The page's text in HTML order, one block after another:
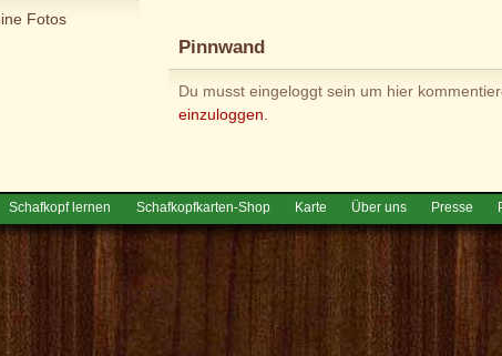
Fotos
Pinnwand
Du musst eingeloggt sein um hier
einzuloggen.
Schafkopf lernen Schafkopfkarten-Shop Karte Über uns Presse